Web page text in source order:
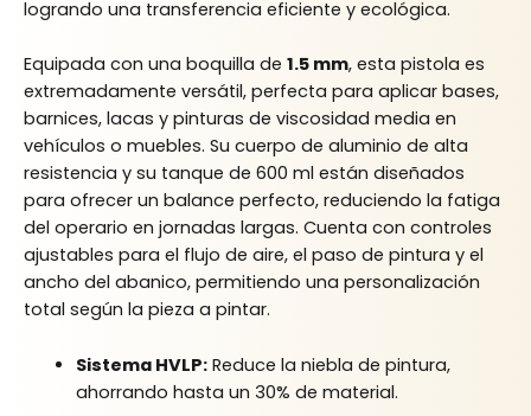
logrando una transferencia eficiente y ecológica.
Equipada con una boquilla de 1.5 mm, esta pistola es
extremadamente versátil, perfecta para aplicar bases,
barnices, lacas y pinturas de viscosidad media en
vehículos o muebles. Su cuerpo de aluminio de alta
resistencia y su tanque de 600 ml están diseñados
para ofrecer un balance perfecto, reduciendo la fatiga
del operario en jornadas largas. Cuenta con controles
ajustables para el flujo de aire, el paso de pintura y el
ancho del abanico, permitiendo una personalización
total según la pieza a pintar.
Sistema HVLP:Reduce la niebla de pintura,
ahorrando hasta un 30% de material.